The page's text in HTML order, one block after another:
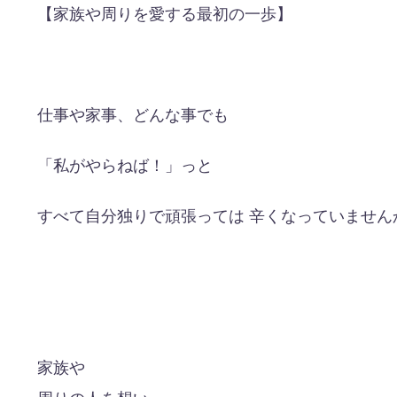
【家族や周りを愛する最初の一歩】
仕事や家事、どんな事でも
「私がやらねば！」っと
すべて自分独りで頑張っては 辛くなっていません
家族や